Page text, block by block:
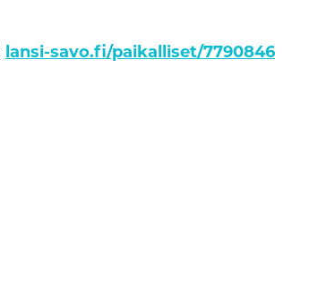
lansi-savo.fi/paikalliset/7790846